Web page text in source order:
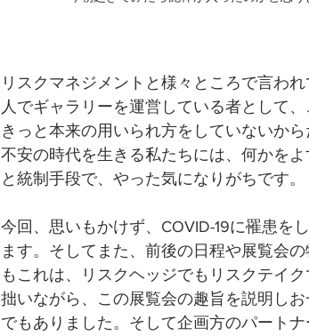
リスクマネジメントと様々ところで言わ
人でギャラリーを運営している者として
きっと本来の用いられ方をしていないから
不安の時代を生きる私たちには、何かを
と統制手段で、やった気になりがちです。
今回、思いもかけず、COVID-19に罹患を
ます。そしてまた、前後の日程や展覧会
もこれは、リスクヘッジでもリスクテイ
拙いながら、この展覧会の趣旨を説明し
でもありました。そして企画方のパートナ